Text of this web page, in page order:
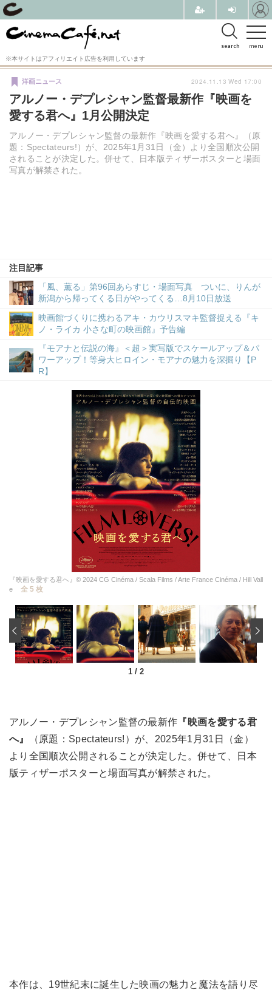
menu
search
※本サイトはアフィリエイト広告を利用しています
アルノー・デプレシャン監督最新作『映画を
愛する君へ』1月公開決定
アルノー・デプレシャン監督の最新作『映画を愛する君へ』（原
題：Spectateurs!）が、2025年1月31日（金）より全国順次公開
されることが決定した。併せて、日本版ティザーポスターと場面
写真が解禁された。
洋画ニュース
注目記事
「風、薫る」第96回あらすじ・場面写真 ついに、りんが
新潟から帰ってくる日がやってくる…8月10日放送
映画館づくりに携わるアキ・カウリスマキ監督捉える『キ
ノ・ライカ 小さな町の映画館』予告編
『モアナと伝説の海』＜超＞実写版でスケールアップ＆パ
ワーアップ！等身大ヒロイン・モアナの魅力を深掘り【P
R】
2024.11.13 Wed 17:00
『映画を愛する君へ』© 2024 CG Cinéma / Scala Films / Arte France Cinéma / Hill Vall
e
全 5 枚
1 / 2
‹
アルノー・デプレシャン監督の最新作 『映画を愛する君
へ』
（原題：Spectateurs!）が、2025年1月31日（金）
より全国順次公開されることが決定した。併せて、日本
版ティザーポスターと場面写真が解禁された。
本作は、19世紀末に誕生した映画の魅力と魔法を語り尽